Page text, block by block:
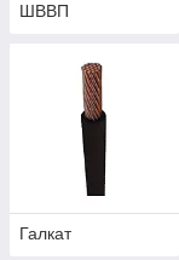
ШВВП
Галкат